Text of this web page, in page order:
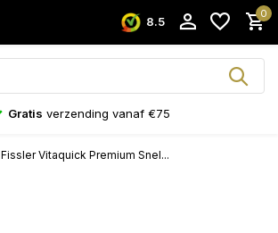
8.5
0
Gratis verzending vanaf €75
Fissler Vitaquick Premium Snel...